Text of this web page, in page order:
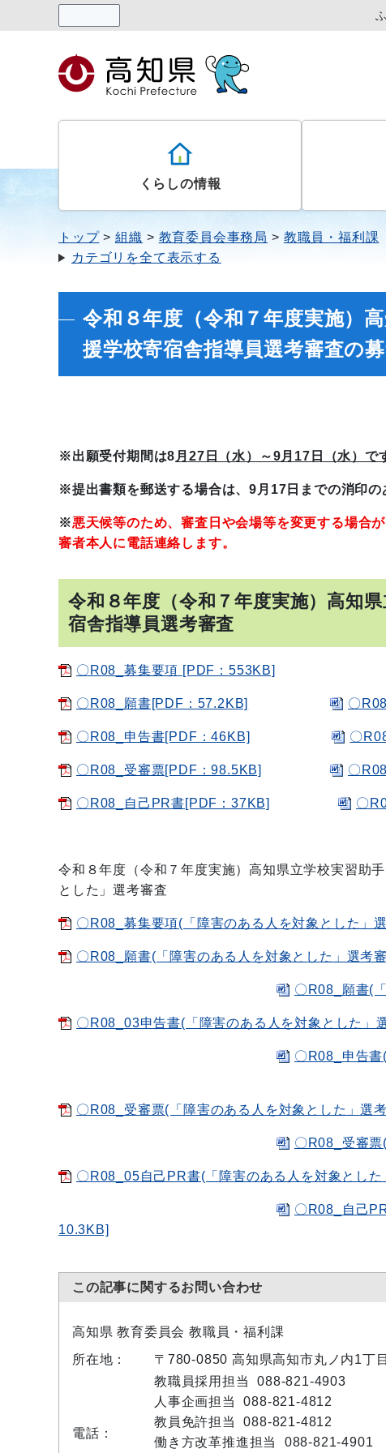
くらしの情報
トップ 組織 教育委員会事務局
教職員・福利課
カテゴリを全て表示する
令和８年度（令和７年度実施）
援学校寄宿舎指導員選考審査の
※出願受付期間は8 月27日（水）～9月17 日（水）で
※提出書類を郵送する場合は、9月17日までの消印の
※悪天候等のため、審査日や会場等を変更する場合
審者本人に電話連絡します。
令和８年度（令和７年度実施）高知
宿舎指導員選考審査
〇R08_募集要項 [PDF：553KB]
〇R08_願書[PDF：57.2KB] 〇
〇R08_申告書[PDF：46KB] 〇
〇R08_受審票[PDF：98.5KB] 〇
〇R08_自己PR書[PDF：37KB] 〇
令和８年度（令和７年度実施）高知県立学校実習助
とした」選考審査
〇R08_募集要項(「障害のある人を対象とした」
〇R08_願書(「障害のある人を対象とした」選考
〇R08_願書(
〇R08_03申告書(「障害のある人を対象とした」
〇R08_申告
〇R08_受審票(「障害のある人を対象とした」選
〇R08_受審
〇R08_05自己PR書(「障害のある人を対象とし
〇R08_自己
10.3KB]
この記事に関するお問い合わせ
高知県 教育委員会 教職員・福利課
所在地：
〒780-0850 高知県高知市丸ノ内1丁
電話：
教職員採用担当 088-821-4903
人事企画担当 088-821-4812
教員免許担当 088-821-4812
働き方改革推進担当 088-821-4901